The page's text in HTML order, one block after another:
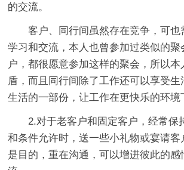
的交流。
客户、同行间虽然存在竞争，可也
学习和交流，本人也曾参加过类似的聚
户，都很愿意参加这样的聚会，所以本
盾，而且同行间除了工作还可以享受生
生活的一部份，让工作在更快乐的环境
2.对于老客户和固定客户，经常保
和条件允许时，送一些小礼物或宴请客
是目的，重在沟通，可以增进彼此的感